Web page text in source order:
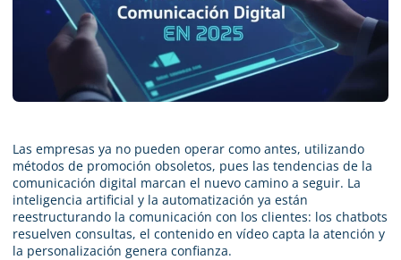
Las empresas ya no pueden operar como antes, utilizando
métodos de promoción obsoletos, pues las tendencias de la
comunicación digital marcan el nuevo camino a seguir. La
inteligencia artificial y la automatización ya están
reestructurando la comunicación con los clientes: los chatbots
resuelven consultas, el contenido en vídeo capta la atención y
la personalización genera confianza.